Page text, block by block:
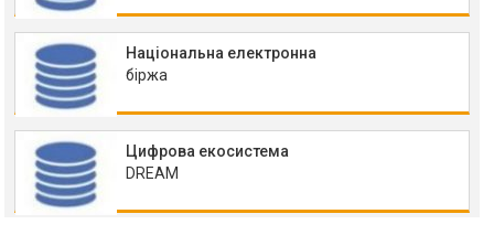
Національна електронна
біржа
Цифрова екосистема
DREAM